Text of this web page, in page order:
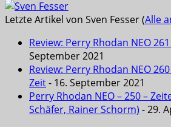
Letzte Artikel von Sven Fesser(Alle
Review: Perry Rhodan NEO
September 2021
Review: Perry Rhodan NEO
Zeit- 16. September 2021
Perry Rhodan NEO – 250 –
Schäfer, Rainer Schorm) - 29.